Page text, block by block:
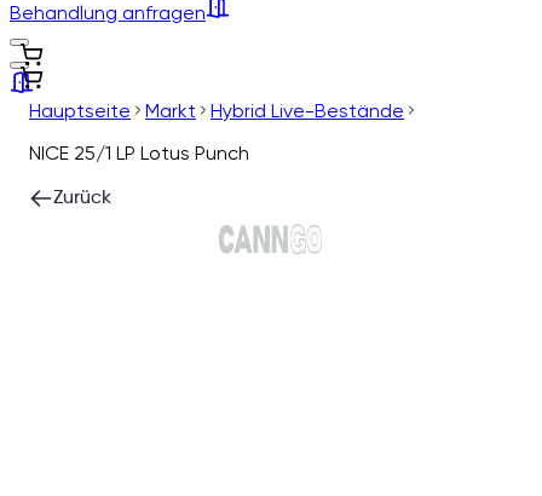
Behandlung anfragen
Hauptseite Markt
Hybrid Live-Bestände
NICE 25/1 LP Lotus Punch
Zurück